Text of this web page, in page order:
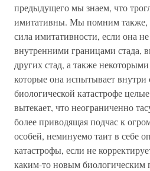
предыдущего мы знаем, что
имитативны. Мы помним также,
сила имитативности, если она
внутренними границами стада,
других стад, а также
которые она испытывает внутри
биологической катастрофе
вытекает, что неограниченно
более приводящая подчас к
особей, неминуемо таит в себе
катастрофы, если не
каким-то новым биологическим